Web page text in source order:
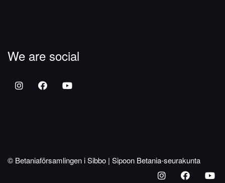
We are social
© Betaniaförsamlingen i Sibbo | Sipoon Betania-seurakunta